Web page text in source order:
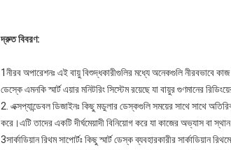
দ্রুত বিবরণ:
1নীরব অপারেশনঃ এই বায়ু বিশুদ্ধকারীগুলির মধ্যে অনেকগুলি নীরবভাবে
ডেস্কে এমনকি স্মার্ট এয়ার মনিটরিং সিস্টেম রয়েছে যা বায়ুর গুণমানের
2. এক্সপ্যান্ডেবল ডিজাইনঃ কিছু মডুলার ডেস্কগুলি সময়ের সাথে সাথে
করে।এটি তাদের একটি দীর্ঘমেয়াদী বিনিয়োগ করে যা কাজের অভ্যাস বা
3সার্কাডিয়ান রিথম সাপোর্টঃ কিছু স্মার্ট ডেস্ক ব্যবহারকারীর